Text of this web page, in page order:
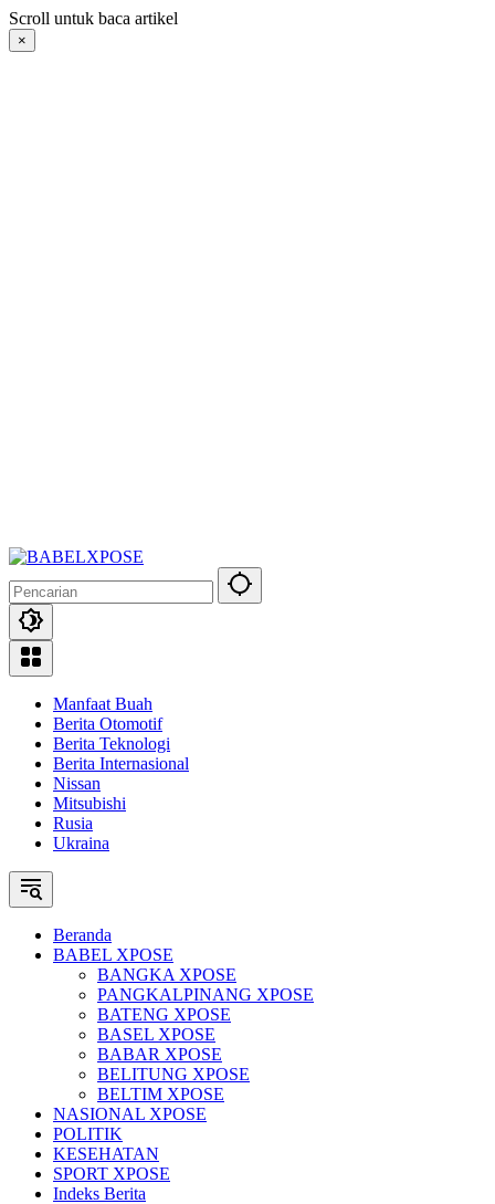
Langsung
ke
konten
Scroll untuk baca artikel
×
Manfaat Buah
Berita Otomotif
Berita Teknologi
Berita Internasional
Nissan
Mitsubishi
Rusia
Ukraina
Beranda
BABEL XPOSE
BANGKA XPOSE
PANGKALPINANG XPOSE
BATENG XPOSE
BASEL XPOSE
BABAR XPOSE
BELITUNG XPOSE
BELTIM XPOSE
NASIONAL XPOSE
POLITIK
KESEHATAN
SPORT XPOSE
Indeks Berita